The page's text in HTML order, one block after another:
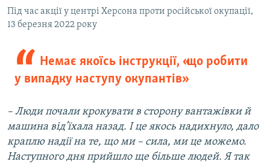
Під час акції у центрі Херсона проти російської окупації,
13 березня 2022 року
Немає якоїсь інструкції, «що робити
у випадку наступу окупантів»
– Люди почали крокувати в сторону вантажівки й
машина від’їхала назад. І це якось надихнуло, дало
краплю надії на те, що ми – сила, ми це можемо.
Наступного дня прийшло ще більше людей. Я так